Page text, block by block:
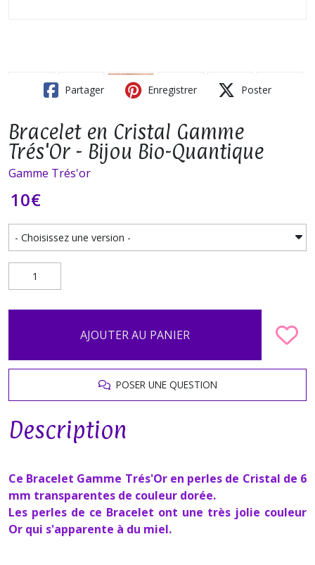
Partager Enregistrer Poster
Bracelet en Cristal Gamme
Trés'Or - Bijou Bio-Quantique
Gamme Trés'or
10€
AJOUTER AU PANIER
POSER UNE QUESTION
Description
Ce Bracelet Gamme Trés'Or en perles de Cristal de 6
mm transparentes de couleur dorée.
Les perles de ce Bracelet ont une très jolie couleur
Or qui s'apparente à du miel.